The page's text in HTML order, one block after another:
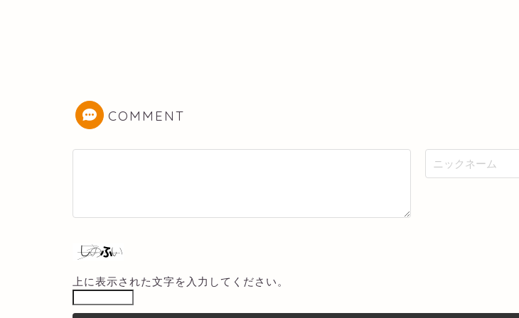
COMMENT
上に表示された文字を入力してください。